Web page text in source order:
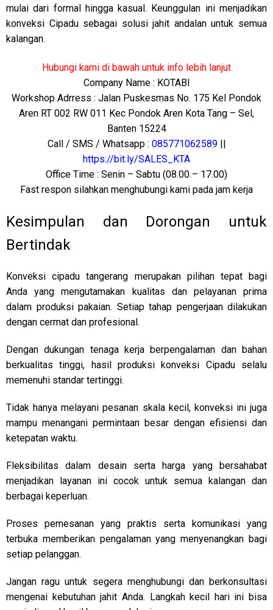
mulai dari formal hingga kasual. Keunggulan ini menjadikan
konveksi Cipadu sebagai solusi jahit andalan untuk semua
kalangan.
Hubungi kami di bawah untuk info lebih lanjut
Company Name : KOTABI
Workshop Adrress : Jalan Puskesmas No. 175 Kel Pondok
Aren RT 002 RW 011 Kec Pondok Aren Kota Tang – Sel,
Banten 15224
Call / SMS / Whatsapp : 085771062589||
https://bit.ly/SALES_KTA
Office Time : Senin – Sabtu (08.00 – 17.00)
Fast respon silahkan menghubungi kami pada jam kerja
Kesimpulan dan Dorongan untuk
Bertindak
Konveksi cipadu tangerang merupakan pilihan tepat bagi
Anda yang mengutamakan kualitas dan pelayanan prima
dalam produksi pakaian. Setiap tahap pengerjaan dilakukan
dengan cermat dan profesional.
Dengan dukungan tenaga kerja berpengalaman dan bahan
berkualitas tinggi, hasil produksi konveksi Cipadu selalu
memenuhi standar tertinggi.
Tidak hanya melayani pesanan skala kecil, konveksi ini juga
mampu menangani permintaan besar dengan efisiensi dan
ketepatan waktu.
Fleksibilitas dalam desain serta harga yang bersahabat
menjadikan layanan ini cocok untuk semua kalangan dan
berbagai keperluan.
Proses pemesanan yang praktis serta komunikasi yang
terbuka memberikan pengalaman yang menyenangkan bagi
setiap pelanggan.
Jangan ragu untuk segera menghubungi dan berkonsultasi
mengenai kebutuhan jahit Anda. Langkah kecil hari ini bisa